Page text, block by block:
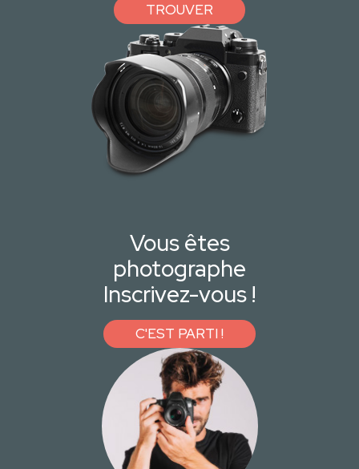
TROUVER
Vous êtes
photographe
Inscrivez-vous !
C'EST PARTI !